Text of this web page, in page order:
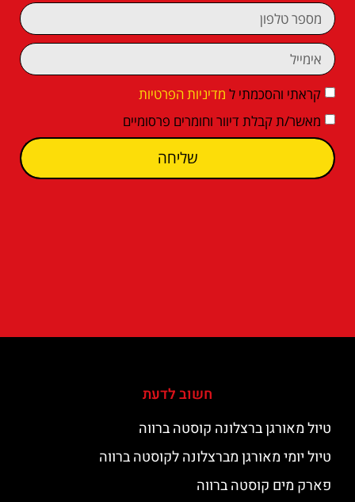
קראתי והסכמתי ל מדיניות הפרטיות
מאשר/ת קבלת דיוור וחומרים פרסומיים
שליחה
חשוב לדעת
טיול מאורגן ברצלונה קוסטה ברווה
טיול יומי מאורגן מברצלונה לקוסטה ברווה
פארק מים קוסטה ברווה